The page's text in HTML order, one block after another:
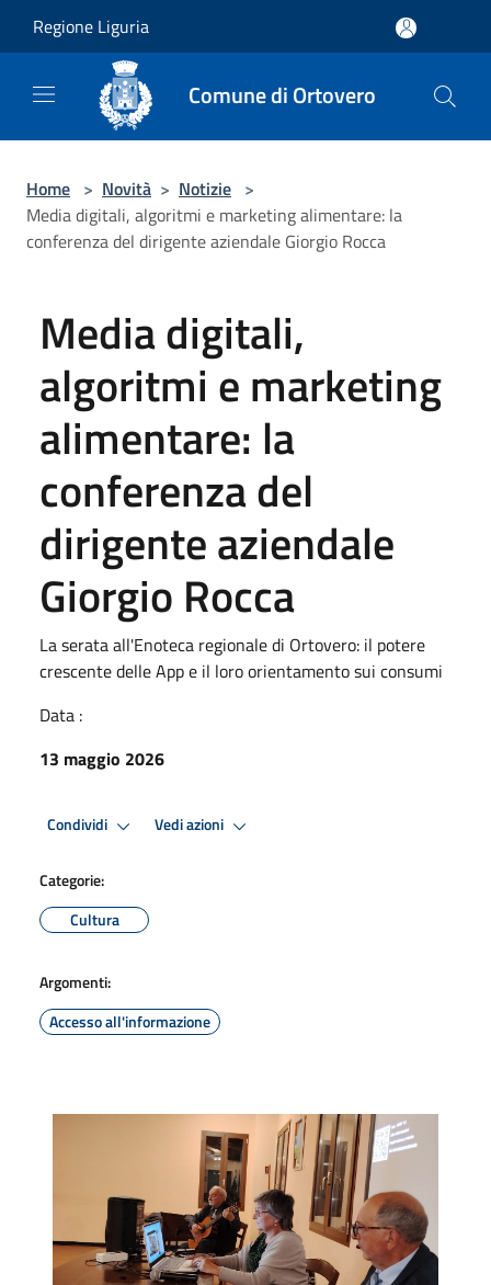
Regione Liguria
Comune di Ortovero
Home > Novità > Notizie >
Media digitali, algoritmi e marketing alimentare: la
conferenza del dirigente aziendale Giorgio Rocca
Media digitali,
algoritmi e marketing
alimentare: la
conferenza del
dirigente aziendale
Giorgio Rocca
La serata all'Enoteca regionale di Ortovero: il potere
crescente delle App e il loro orientamento sui consumi
Data :
13 maggio 2026
Condividi Vedi azioni
Categorie:
Cultura
Argomenti:
Accesso all'informazione